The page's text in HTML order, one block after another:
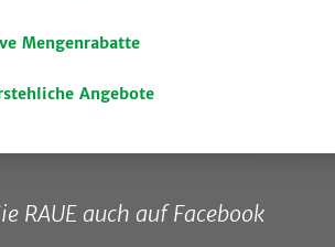
Mengenrabatte
Angebote
RAUE auch auf Facebook